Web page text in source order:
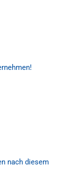
nach diesem